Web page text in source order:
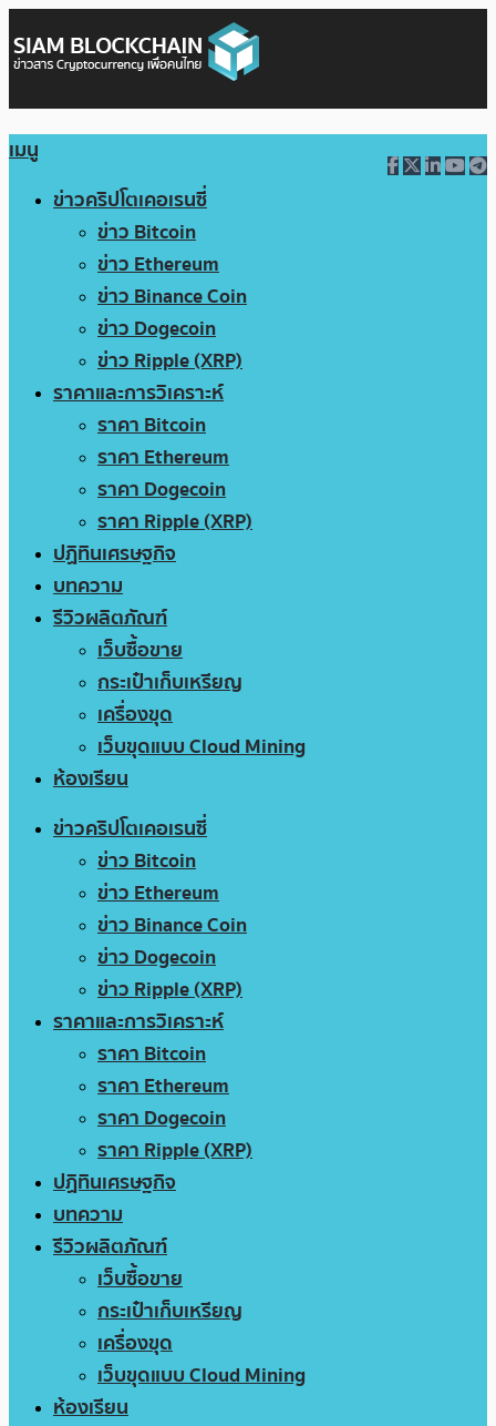
เมนู
ข่าวคริปโตเคอเรนซี่
ข่าว Bitcoin
ข่าว Ethereum
ข่าว Binance Coin
ข่าว Dogecoin
ข่าว Ripple (XRP)
ราคาและการวิเคราะห์
ราคา Bitcoin
ราคา Ethereum
ราคา Dogecoin
ราคา Ripple (XRP)
ปฏิทินเศรษฐกิจ
บทความ
รีวิวผลิตภัณฑ์
เว็บซื้อขาย
กระเป๋าเก็บเหรียญ
เครื่องขุด
เว็บขุดแบบ Cloud Mining
ห้องเรียน
ข่าวคริปโตเคอเรนซี่
ข่าว Bitcoin
ข่าว Ethereum
ข่าว Binance Coin
ข่าว Dogecoin
ข่าว Ripple (XRP)
ราคาและการวิเคราะห์
ราคา Bitcoin
ราคา Ethereum
ราคา Dogecoin
ราคา Ripple (XRP)
ปฏิทินเศรษฐกิจ
บทความ
รีวิวผลิตภัณฑ์
เว็บซื้อขาย
กระเป๋าเก็บเหรียญ
เครื่องขุด
เว็บขุดแบบ Cloud Mining
ห้องเรียน